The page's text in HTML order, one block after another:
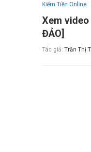
Kiếm Tiền Online
Xem video
ĐẢO]
Tác giả: Trần Thị